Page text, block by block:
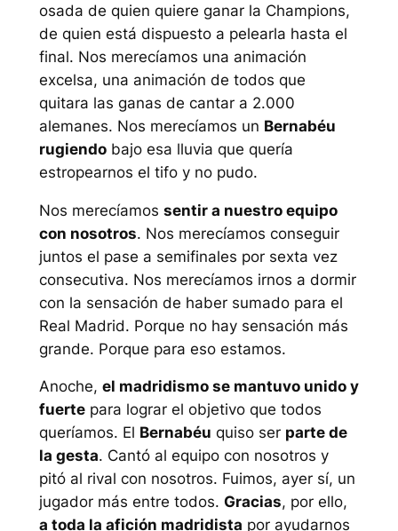
osada de quien quiere ganar la Champions,
de quien está dispuesto a pelearla hasta el
final. Nos merecíamos una animación
excelsa, una animación de todos que
quitara las ganas de cantar a 2.000
alemanes. Nos merecíamos un Bernabéu
rugiendobajo esa lluvia que quería
estropearnos el tifo y no pudo.
Nos merecíamos sentir a nuestro equipo
con nosotros. Nos merecíamos conseguir
juntos el pase a semifinales por sexta vez
consecutiva. Nos merecíamos irnos a dormir
con la sensación de haber sumado para el
Real Madrid. Porque no hay sensación más
grande. Porque para eso estamos.
Anoche, el madridismo se mantuvo unido y
fuertepara lograr el objetivo que todos
queríamos. El Bernabéu quiso ser parte de
la gesta. Cantó al equipo con nosotros y
pitó al rival con nosotros. Fuimos, ayer sí, un
jugador más entre todos. Gracias, por ello,
a toda la afición madridista por ayudarnos